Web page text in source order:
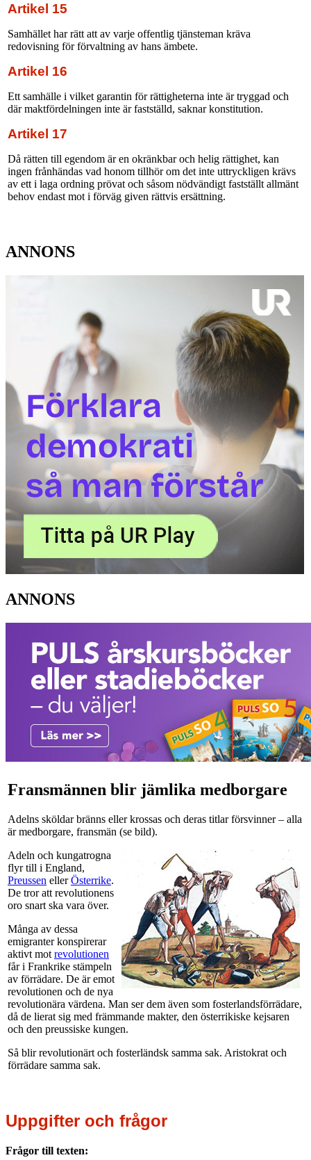
Artikel 15
Samhället har rätt att av varje offentlig tjänsteman kräva
redovisning för förvaltning av hans ämbete.
Artikel 16
Ett samhälle i vilket garantin för rättigheterna inte är tryggad och
där maktfördelningen inte är fastställd, saknar konstitution.
Artikel 17
Då rätten till egendom är en okränkbar och helig rättighet, kan
ingen frånhändas vad honom tillhör om det inte uttryckligen krävs
av ett i laga ordning prövat och såsom nödvändigt fastställt allmänt
behov endast mot i förväg given rättvis ersättning.
ANNONS
ANNONS
Fransmännen blir jämlika medborgare
Adelns sköldar bränns eller krossas och deras titlar försvinner – alla
är medborgare, fransmän (se bild).
Adeln och kungatrogna
flyr till i England,
Preussen ellerÖsterrike.
De tror att revolutionens
oro snart ska vara över.
Många av dessa
emigranter konspirerar
aktivt mot revolutionen
får i Frankrike stämpeln
av förrädare. De är emot
revolutionen och de nya
revolutionära värdena. Man ser dem även som fosterlandsförrädare,
då de lierat sig med främmande makter, den österrikiske kejsaren
och den preussiske kungen.
Så blir revolutionärt och fosterländsk samma sak. Aristokrat och
förrädare samma sak.
Uppgifter och frågor
Frågor till texten: